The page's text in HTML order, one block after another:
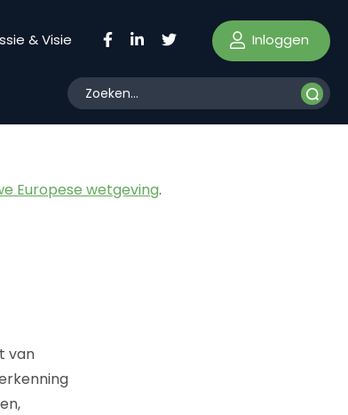
& Visie Inloggen
Europese wetgeving.
van